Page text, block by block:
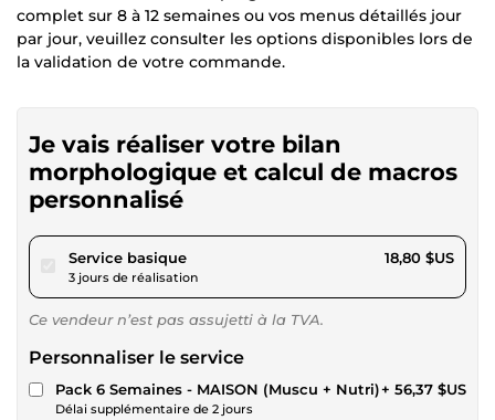
complet sur 8 à 12 semaines ou vos menus détaillés jour
par jour, veuillez consulter les options disponibles lors de
la validation de votre commande.
Je vais réaliser votre bilan
morphologique et calcul de macros
personnalisé
Service basiquepour 17,32 $US
3 jours de réalisation
18,80 $US
Ce vendeur n’est pas assujetti à la TVA.
Personnaliser le service
Pack 6 Semaines - MAISON (Muscu + Nutri)
Délai supplémentaire de 2 jours
+ 56,37 $US